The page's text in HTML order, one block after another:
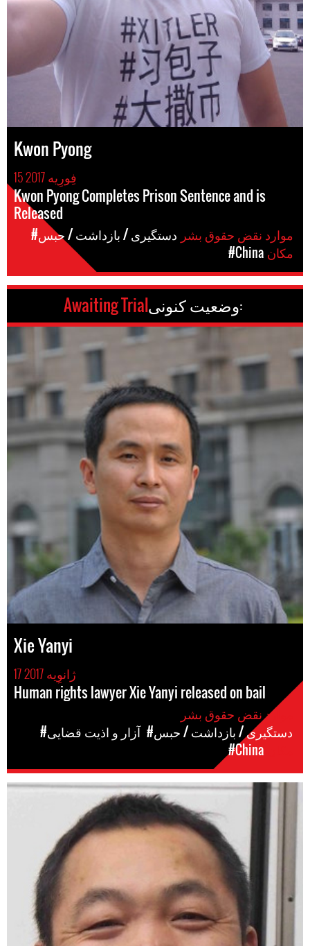
Kwon Pyong
15 فِورِیه 2017
Kwon Pyong Completes Prison Sentence and is
Released
#دستگیری / بازداشت / حبس
#China
وضعیت کنونی: Awaiting Trial
Xie Yanyi
17 ژانوِیه 2017
Human rights lawyer Xie Yanyi released on bail
#آزار و اذیت قضایی
#دستگیری / بازداشت / حبس
#China